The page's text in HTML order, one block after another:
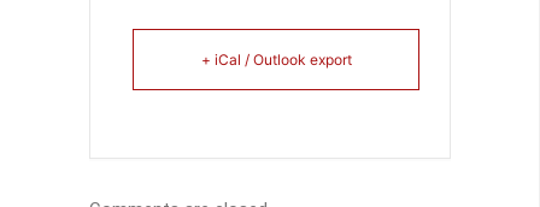
+ iCal / Outlook export